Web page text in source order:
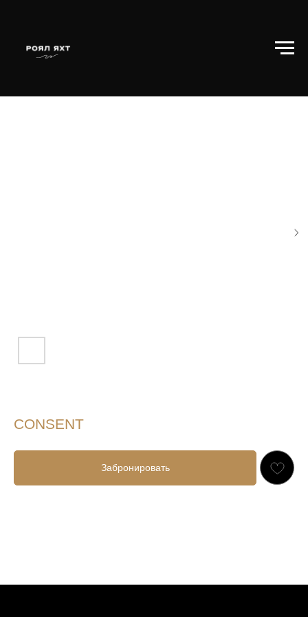
CONSENT
Забронировать